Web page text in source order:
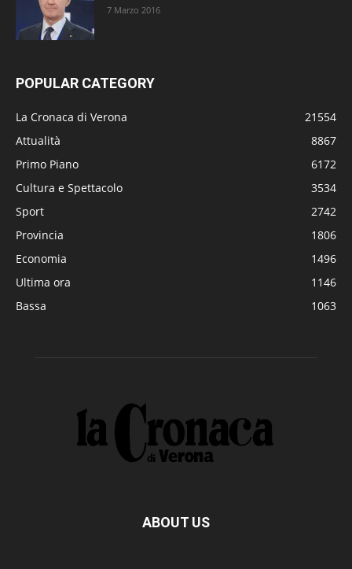
7 Marzo 2016
POPULAR CATEGORY
La Cronaca di Verona
21554
Attualità
8867
Primo Piano
6172
Cultura e Spettacolo
3534
Sport
2742
Provincia
1806
Economia
1496
Ultima ora
1146
Bassa
1063
ABOUT US